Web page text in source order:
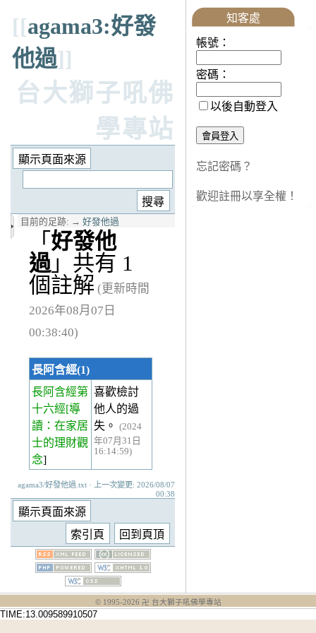
[[agama3:好發
他過]]
台大獅子吼佛
學專站
目前的足跡: → 好發他過
「 好發他
過 」共有 1
個註解 (更新時間
2026年08月07日
00:38:40)
長阿含經(1)
長阿含經第
十六經[導
讀：在家居
士的理財觀
念]
喜歡檢討
他人的過
失。
(2024
年07月31日
16:14:59)
agama3/好發他過.txt · 上一次變更: 2026/08/07
00:38
知客處
帳號：
密碼：
以後自動登入
忘記密碼？
歡迎註冊以享全權！
© 1995-2026 卍 台大獅子吼佛學專站
TIME:13.009589910507